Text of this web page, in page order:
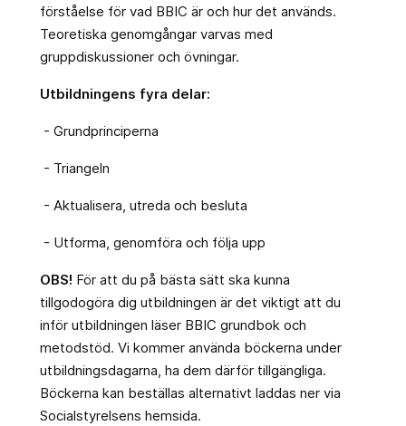
förståelse för vad BBIC är och hur det används.
Teoretiska genomgångar varvas med
gruppdiskussioner och övningar.
Utbildningens fyra delar:
- Grundprinciperna
- Triangeln
- Aktualisera, utreda och besluta
- Utforma, genomföra och följa upp
OBS! För att du på bästa sätt ska kunna
tillgodogöra dig utbildningen är det viktigt att du
inför utbildningen läser BBIC grundbok och
metodstöd. Vi kommer använda böckerna under
utbildningsdagarna, ha dem därför tillgängliga.
Böckerna kan beställas alternativt laddas ner via
Socialstyrelsens hemsida.